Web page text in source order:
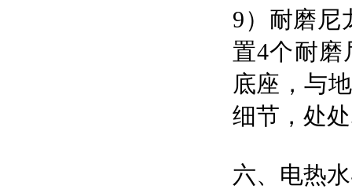
9）耐磨尼
置4个耐磨
底座，与
细节，处
六、电热